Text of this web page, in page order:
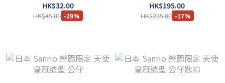
HK$32.00
HK$45.00 -29%
HK$195.00
HK$235.00 -17%